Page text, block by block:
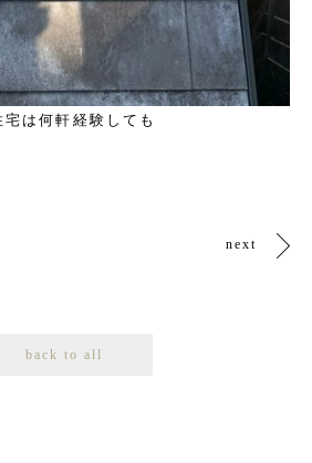
は何軒経験しても
next
back to all